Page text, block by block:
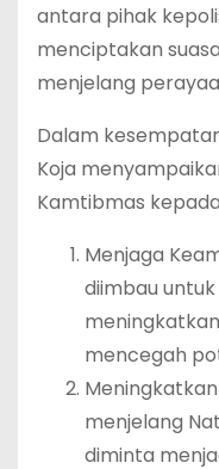
antara pihak
menciptakan
menjelang
Dalam
Koja
Kamtibmas
Menjaga
diimbau
mencegah
menjelang
diminta